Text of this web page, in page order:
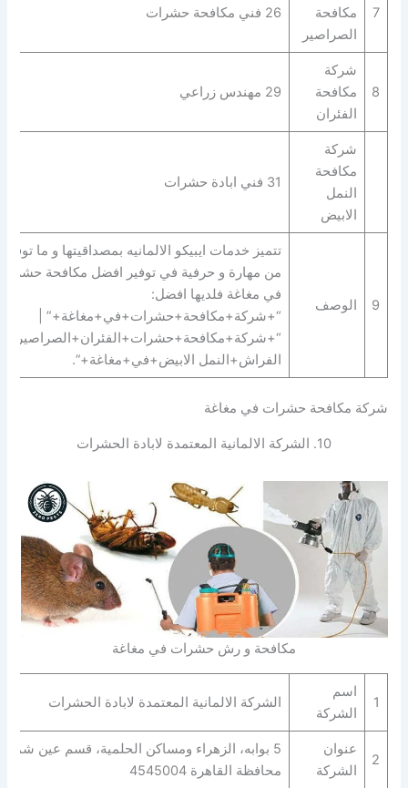
7
مكافحة
الصراصير
26 فني مكافحة حشرات
8
شركة
مكافحة
الفئران
29 مهندس زراعي
شركة
مكافحة
النمل
الابيض
31 فني ابادة حشرات
9 الوصف
تتميز خدمات ايبيكو الالمانيه بمصداقيتها و ما توفره
من مهارة و حرفية في توفير افضل مكافحة
في مغاغة فلديها افضل:
“+شركة+مكافحة+حشرات+في+مغاغة+” |
الفراش+النمل الابيض+في+مغاغة+”.
شركة مكافحة حشرات في مغاغة
10. الشركة الالمانية المعتمدة لابادة الحشرات
مكافحة و رش حشرات في مغاغة
1
اسم
الشركة
الشركة الالمانية المعتمدة لابادة الحشرات
2
عنوان
الشركة
5 بوابه، الزهراء ومساكن الحلمية، قسم عين
محافظة القاهرة‬ 4545004